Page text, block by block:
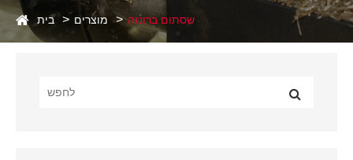
בית מוצרים שסתום ברונזה